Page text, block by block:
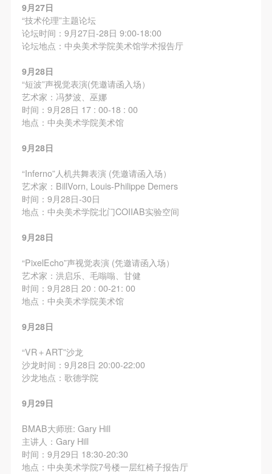
9月27日
“技术伦理”主题论坛
论坛时间：9月27日-28日 9:00-18:00
论坛地点：中央美术学院美术馆学术报告厅
9月28日
“短波”声视觉表演(凭邀请函入场）
艺术家：冯梦波、巫娜
时间：9月28日 17 : 00-18 : 00
地点：中央美术学院美术馆
9月28日
“Inferno”人机共舞表演 (凭邀请函入场）
艺术家：BillVorn, Louis-Philippe Demers
时间：9月28日-30日
地点：中央美术学院北门COIIAB实验空间
9月28日
“PixelEcho”声视觉表演 (凭邀请函入场）
艺术家：洪启乐、毛嗡嗡、甘健
时间：9月28日 20 : 00-21: 00
地点：中央美术学院美术馆
9月28日
“VR＋ART”沙龙
沙龙时间：9月28日 20:00-22:00
沙龙地点：歌德学院
9月29日
BMAB大师班: Gary Hill
主讲人：Gary Hill
时间：9月29日 18:30-20:30
地点：中央美术学院7号楼一层红椅子报告厅